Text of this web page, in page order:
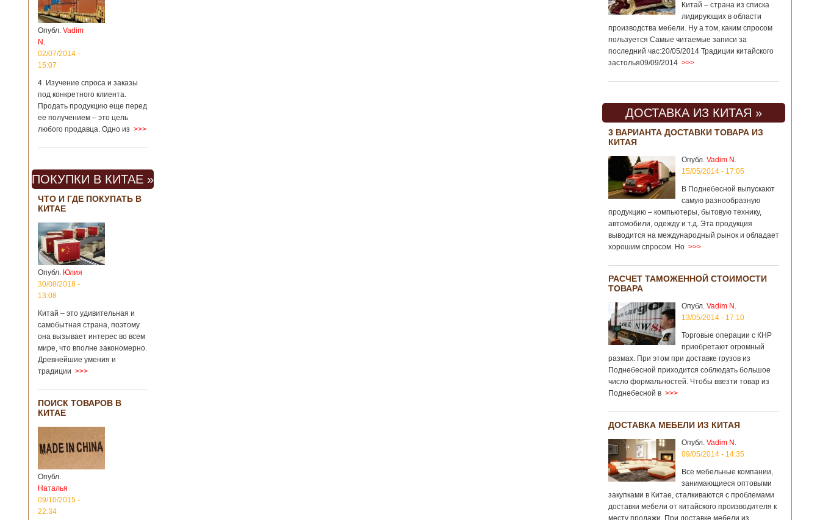
Опубл. Vadim
N.
02/07/2014 -
15:07
4. Изучение спроса и заказы
под конкретного клиента.
Продать продукцию еще перед
ее получением – это цель
любого продавца. Одно из >>>
ПОКУПКИ В КИТАЕ »
ЧТО И ГДЕ ПОКУПАТЬ В
КИТАЕ
Опубл. Юлия
30/08/2018 -
13:08
Китай – это удивительная и
самобытная страна, поэтому
она вызывает интерес во всем
мире, что вполне закономерно.
Древнейшие умения и
традиции >>>
ПОИСК ТОВАРОВ В
КИТАЕ
Опубл.
Наталья
09/10/2015 -
22:34
Китай – страна из списка
лидирующих в области
производства мебели. Ну а том, каким спросом
пользуется Самые читаемые записи за
последний час:20/05/2014 Традиции китайского
застолья09/09/2014 >>>
ДОСТАВКА ИЗ КИТАЯ »
3 ВАРИАНТА ДОСТАВКИ ТОВАРА ИЗ
КИТАЯ
Опубл. Vadim N.
15/05/2014 - 17:05
В Поднебесной выпускают
самую разнообразную
продукцию – компьютеры, бытовую технику,
автомобили, одежду и т.д. Эта продукция
выводится на международный рынок и обладает
хорошим спросом. Но >>>
РАСЧЕТ ТАМОЖЕННОЙ СТОИМОСТИ
ТОВАРА
Опубл. Vadim N.
13/05/2014 - 17:10
Торговые операции с КНР
приобретают огромный
размах. При этом при доставке грузов из
Поднебесной приходится соблюдать большое
число формальностей. Чтобы ввезти товар из
Поднебесной в >>>
ДОСТАВКА МЕБЕЛИ ИЗ КИТАЯ
Опубл. Vadim N.
09/05/2014 - 14:35
Все мебельные компании,
занимающиеся оптовыми
закупками в Китае, сталкиваются с проблемами
доставки мебели от китайского производителя к
месту продажи. При доставке мебели из